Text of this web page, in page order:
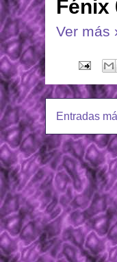
Fénix
Ver más
Entradas